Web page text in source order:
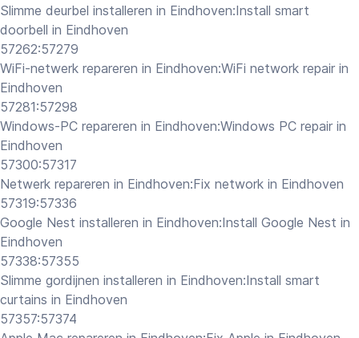
Slimme deurbel installeren in Eindhoven:Install smart
doorbell in Eindhoven
57262:57279
WiFi-netwerk repareren in Eindhoven:WiFi network repair in
Eindhoven
57281:57298
Windows-PC repareren in Eindhoven:Windows PC repair in
Eindhoven
57300:57317
Netwerk repareren in Eindhoven:Fix network in Eindhoven
57319:57336
Google Nest installeren in Eindhoven:Install Google Nest in
Eindhoven
57338:57355
Slimme gordijnen installeren in Eindhoven:Install smart
curtains in Eindhoven
57357:57374